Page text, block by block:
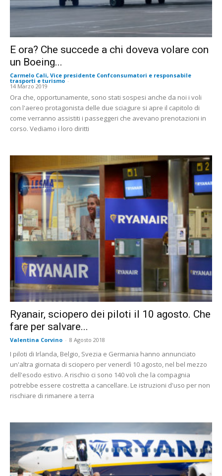
E ora? Che succede a chi doveva volare con
un Boeing...
Carmelo Cali, Vice presidente Confconsumatori e responsabile
trasporti e turismo -
14 Marzo 2019
Ora che, opportunamente, sono stati sospesi anche da noi i voli
con l'aereo protagonista delle due sciagure si apre il capitolo di
come verranno assistiti i passeggeri che avevano prenotazioni in
corso. Vediamo i loro diritti
Ryanair, sciopero dei piloti il 10 agosto. Che
fare per salvare...
Valentina Corvino - 8 Agosto 2018
I piloti di Irlanda, Belgio, Svezia e Germania hanno annunciato
un'altra giornata di sciopero per venerdì 10 agosto, nel bel mezzo
dell'esodo estivo. A rischio ci sono 140 voli che la compagnia
potrebbe essere costretta a cancellare. Le istruzioni d'uso per non
rischiare di rimanere a terra